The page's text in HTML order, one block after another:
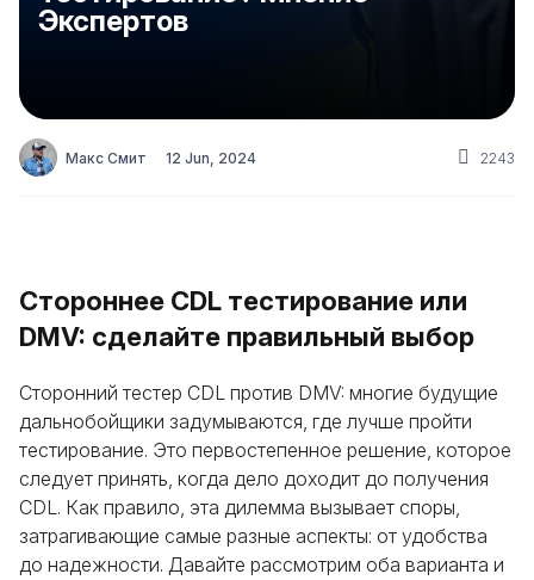
Экспертов
Макс Смит 12 Jun, 2024 2243
Стороннее CDL тестирование или
DMV: сделайте правильный выбор
Сторонний тестер CDL против DMV: многие будущие
дальнобойщики задумываются, где лучше пройти
тестирование. Это первостепенное решение, которое
следует принять, когда дело доходит до получения
CDL. Как правило, эта дилемма вызывает споры,
затрагивающие самые разные аспекты: от удобства
до надежности. Давайте рассмотрим оба варианта и